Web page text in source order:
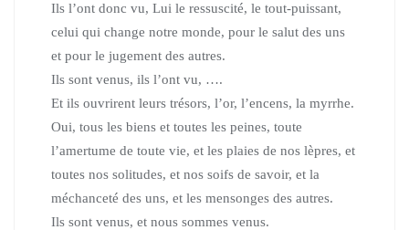
Ils l’ont donc vu, Lui le ressuscité, le tout-puissant,
celui qui chan­ge notre mon­de, pour le salut des uns
et pour le jugement des autres.
Ils sont venus, ils l’ont vu, ….
Et ils ouvrirent leurs trésors, l’or, l’encens, la myrrhe.
Oui, tous les biens et toutes les peines, toute
l’amertume de toute vie, et les plaies de nos lèpres, et
toutes nos solitudes, et nos soifs de savoir, et la
méchanceté des uns, et les mensonges des autres.
Ils sont venus, et nous sommes venus.